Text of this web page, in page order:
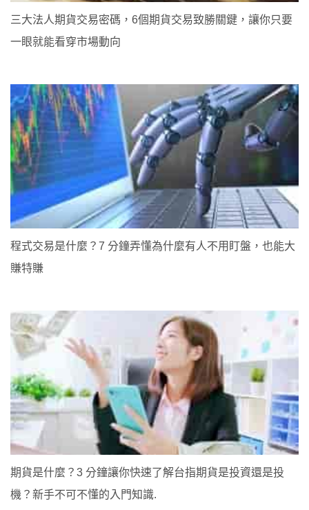
三大法人期貨交易密碼，6個期貨交易致勝關鍵，讓你只要
一眼就能看穿市場動向
程式交易是什麼？7 分鐘弄懂為什麼有人不用盯盤，也能大
賺特賺
期貨是什麼？3 分鐘讓你快速了解台指期貨是投資還是投
機？新手不可不懂的入門知識.